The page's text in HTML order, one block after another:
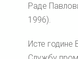
Раде
1996).
Исте године